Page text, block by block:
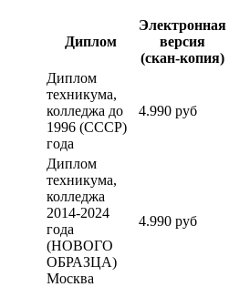
Диплом
Электронная
версия
(скан-копия)
Диплом
техникума,
колледжа до
1996 (СССР)
года
4.990 руб
Диплом
техникума,
колледжа
2014-2024
года
(НОВОГО
ОБРАЗЦА)
Москва
4.990 руб